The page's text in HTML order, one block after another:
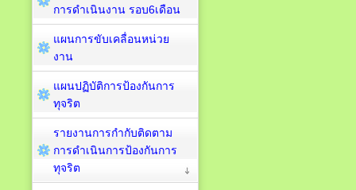
การดำเนินงาน รอบ6เดือน
แผนการขับเคลื่อนหน่วย
งาน
แผนปฏิบัติการป้องกันการ
ทุจริต
รายงานการกำกับติดตาม
การดำเนินการป้องกันการ
ทุจริต